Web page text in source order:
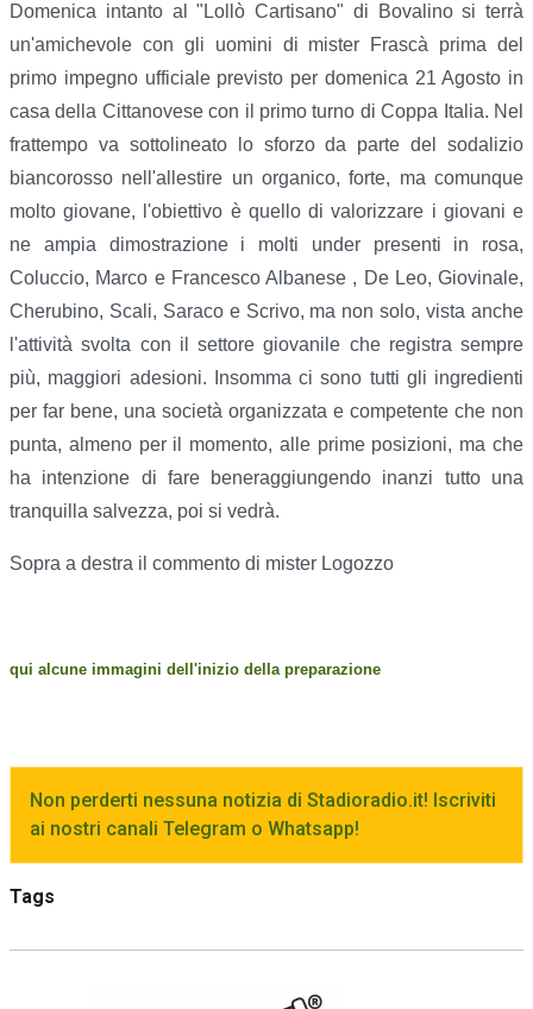
Domenica intanto al "Lollò Cartisano" di Bovalino si terrà
un'amichevole con gli uomini di mister Frascà prima del
primo impegno ufficiale previsto per domenica 21 Agosto in
casa della Cittanovese con il primo turno di Coppa Italia. Nel
frattempo va sottolineato lo sforzo da parte del sodalizio
biancorosso nell'allestire un organico, forte, ma comunque
molto giovane, l'obiettivo è quello di valorizzare i giovani e
ne ampia dimostrazione i molti under presenti in rosa,
Coluccio, Marco e Francesco Albanese , De Leo, Giovinale,
Cherubino, Scali, Saraco e Scrivo, ma non solo, vista anche
l'attività svolta con il settore giovanile che registra sempre
più, maggiori adesioni. Insomma ci sono tutti gli ingredienti
per far bene, una società organizzata e competente che non
punta, almeno per il momento, alle prime posizioni, ma che
ha intenzione di fare beneraggiungendo inanzi tutto una
tranquilla salvezza, poi si vedrà.
Sopra a destra il commento di mister Logozzo
qui alcune immagini dell'inizio della preparazione
Non perderti nessuna notizia di Stadioradio.it! Iscriviti
ai nostri canali Telegram o Whatsapp!
Tags